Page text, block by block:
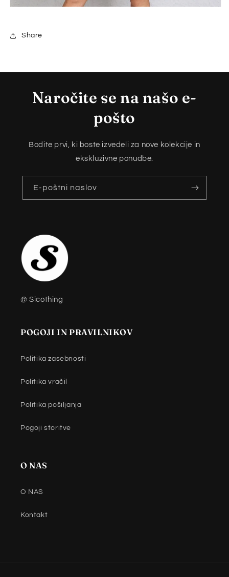
Share
Naročite se na našo e-
pošto
Bodite prvi, ki boste izvedeli za nove kolekcije in
ekskluzivne ponudbe.
E-poštni naslov
@ Sicothing
POGOJI IN PRAVILNIKOV
Politika zasebnosti
Politika vračil
Politika pošiljanja
Pogoji storitve
O NAS
O NAS
Kontakt